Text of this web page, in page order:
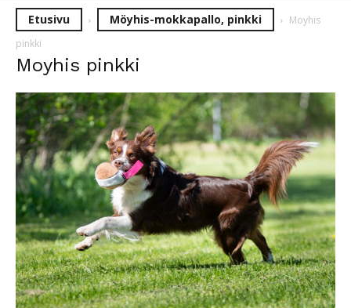
Etusivu Möyhis-mokkapallo, pinkki
Moyhis
pinkki
Moyhis pinkki